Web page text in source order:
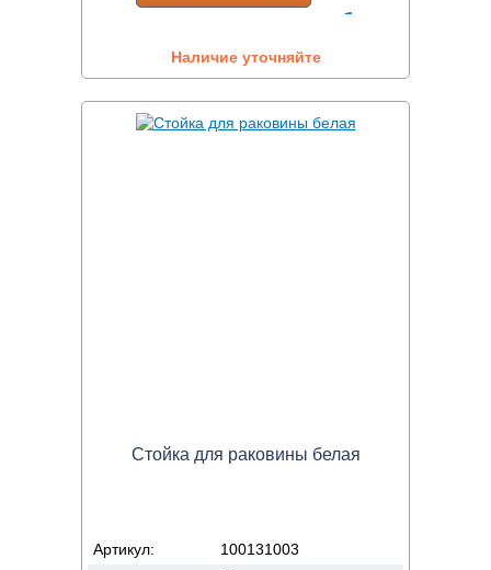
Наличие уточняйте
Стойка для раковины белая
Артикул:
100131003